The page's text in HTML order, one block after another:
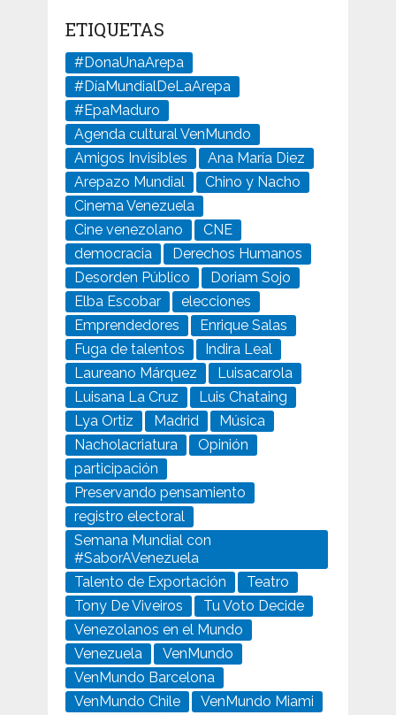
ETIQUETAS
#DonaUnaArepa
#DíaMundialDeLaArepa
#EpaMaduro
Agenda cultural VenMundo
Amigos Invisibles
Ana María Diez
Arepazo Mundial
Chino y Nacho
Cinema Venezuela
Cine venezolano
CNE
democracia
Derechos Humanos
Desorden Público
Doriam Sojo
Elba Escobar
elecciones
Emprendedores
Enrique Salas
Fuga de talentos
Indira Leal
Laureano Márquez
Luisacarola
Luisana La Cruz
Luis Chataing
Lya Ortiz
Madrid
Música
Nacholacriatura
Opinión
participación
Preservando pensamiento
registro electoral
Semana Mundial con
#SaborAVenezuela
Talento de Exportación
Teatro
Tony De Viveiros
Tu Voto Decide
Venezolanos en el Mundo
Venezuela
VenMundo
VenMundo Barcelona
VenMundo Chile
VenMundo Miami